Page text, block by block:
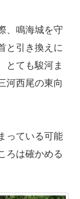
、鳴海城を守
と引き換えに
とても駿河ま
河西尾の東向
っている可能
ろは確かめる